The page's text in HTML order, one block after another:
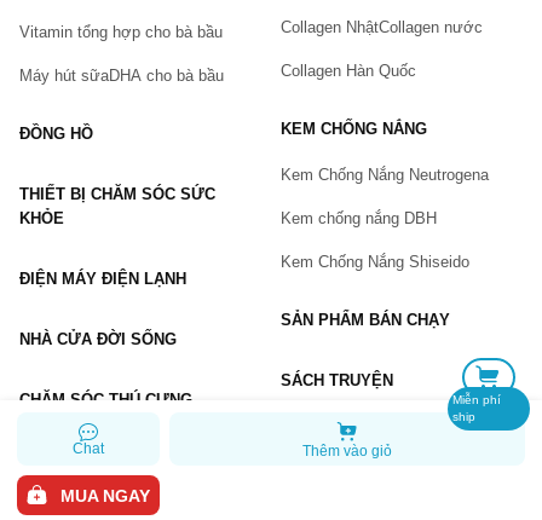
Chat Thêm vào giỏ
MUA NGAY
Miễn phí
ship
Vấn đề(*)
GỬI BÁO LỖI
Vitamin tổng hợp cho bà bầu
Máy hút sữaDHA cho bà bầu
ĐỒNG HỒ
THIẾT BỊ CHĂM SÓC SỨC
KHỎE
ĐIỆN MÁY ĐIỆN LẠNH
NHÀ CỬA ĐỜI SỐNG
CHĂM SÓC THÚ CƯNG
Collagen NhậtCollagen nước
Collagen Hàn Quốc
KEM CHỐNG NẮNG
Kem Chống Nắng Neutrogena
Kem chống nắng DBH
Kem Chống Nắng Shiseido
SẢN PHẨM BÁN CHẠY
SÁCH TRUYỆN